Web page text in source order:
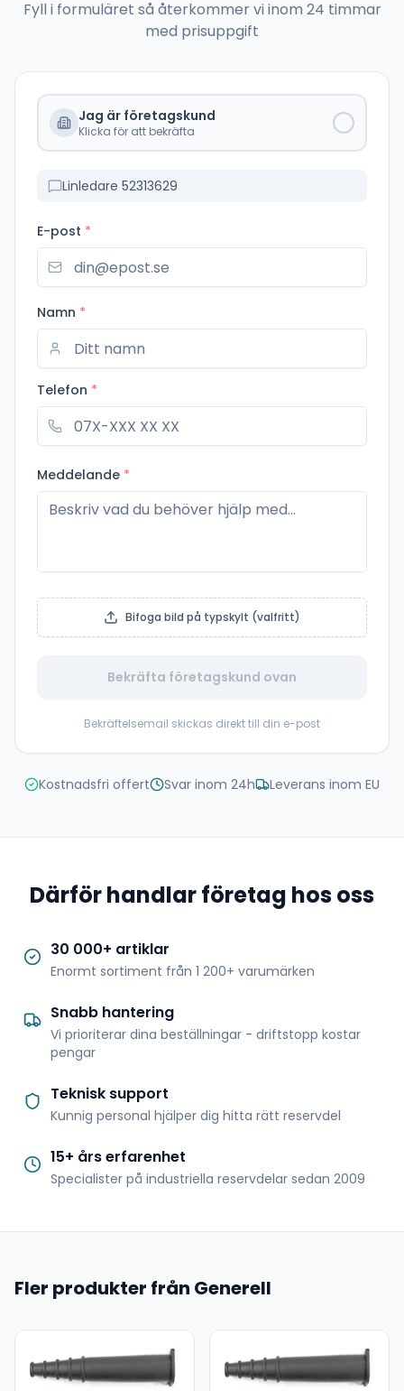
Fyll i formuläret så återkommer vi inom 24 timmar
med prisuppgift
Jag är företagskund
Klicka för att bekräfta
Linledare 52313629
E-post *
Namn *
Telefon *
Meddelande *
Bifoga bild på typskylt (valfritt)
Bekräfta företagskund ovan
Bekräftelsemail skickas direkt till din e-post
Kostnadsfri offert Svar inom 24h Leverans inom EU
Därför handlar företag hos oss
30 000+ artiklar
Enormt sortiment från 1 200+ varumärken
Snabb hantering
Vi prioriterar dina beställningar - driftstopp kostar
pengar
Teknisk support
Kunnig personal hjälper dig hitta rätt reservdel
15+ års erfarenhet
Specialister på industriella reservdelar sedan 2009
Fler produkter från Generell